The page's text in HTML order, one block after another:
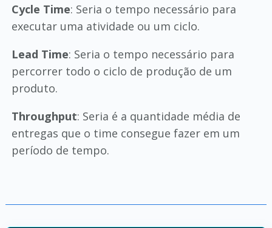
Cycle Time: Seria o tempo necessário para
executar uma atividade ou um ciclo.
Lead Time: Seria o tempo necessário para
percorrer todo o ciclo de produção de um
produto.
Throughput: Seria é a quantidade média de
entregas que o time consegue fazer em um
período de tempo.